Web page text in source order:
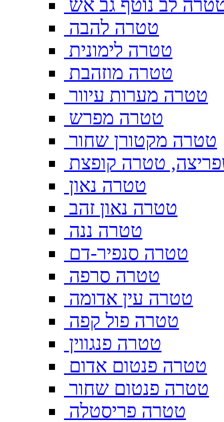
לב נוטף גב אש
טטרה להבה
טטרה לימונית
טטרה מוזהבת
טטרה מערות עיוור
טטרה מפרש
טטרה מקטורן שחור
טטרה קופצת
טטרה נאון
טטרה נאון זהב
טטרה ננה
טטרה סנפיר-דם
טטרה סרפה
טטרה עין אדומה
טטרה פול קפה
טטרה פנגווין
טטרה פנטום אדום
טטרה פנטום שחור
טטרה פריסטלה